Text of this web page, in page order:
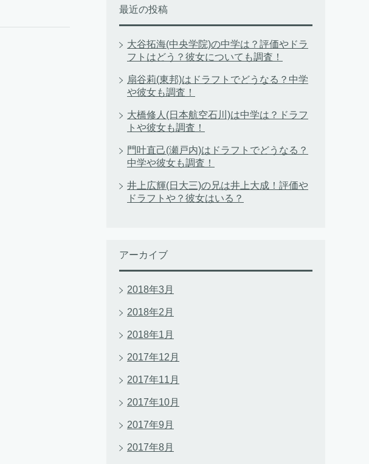
最近の投稿
大谷拓海(中央学院)の中学は？評価やドラ
フトはどう？彼女についても調査！
扇谷莉(東邦)はドラフトでどうなる？中学
や彼女も調査！
大橋修人(日本航空石川)は中学は？ドラフ
トや彼女も調査！
門叶直己(瀬戸内)はドラフトでどうなる？
中学や彼女も調査！
井上広輝(日大三)の兄は井上大成！評価や
ドラフトや？彼女はいる？
アーカイブ
2018年3月
2018年2月
2018年1月
2017年12月
2017年11月
2017年10月
2017年9月
2017年8月